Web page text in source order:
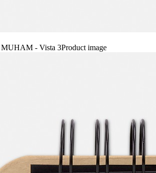
Product image